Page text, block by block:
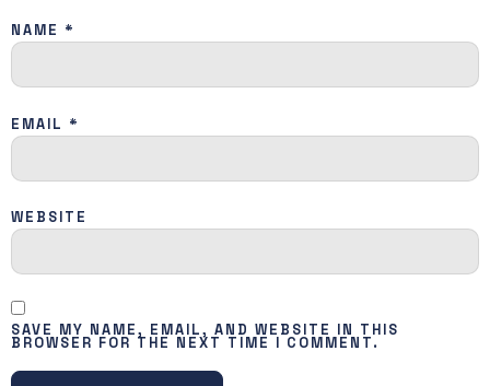
NAME *
EMAIL *
WEBSITE
SAVE MY NAME, EMAIL, AND WEBSITE IN THIS
BROWSER FOR THE NEXT TIME I COMMENT.